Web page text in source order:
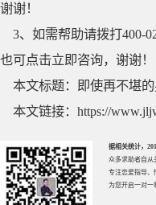
谢谢！
3、如需帮助请拨打400-
也可点击立即咨询，谢谢！
本文标题： 即使再不堪
本文链接： https://
据相关统计，
众多求助者自从
专注恋爱指导、
为您开启一对一